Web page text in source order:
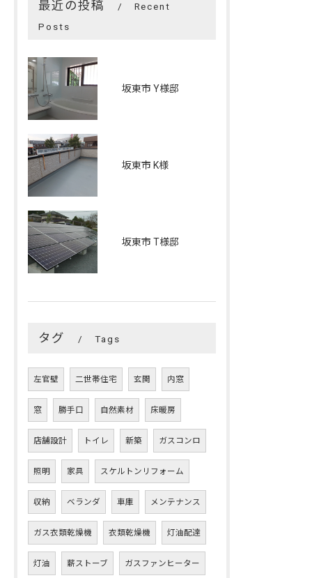
最近の投稿
Recent
Posts
坂東市 Y様邸
坂東市 K様
坂東市 T様邸
タグ Tags
左官壁 二世帯住宅 玄関 内窓
窓 勝手口 自然素材 床暖房
店舗設計 トイレ 新築 ガスコンロ
照明 家具 スケルトンリフォーム
収納 ベランダ 車庫 メンテナンス
ガス衣類乾燥機 衣類乾燥機 灯油配達
灯油 薪ストーブ ガスファンヒーター